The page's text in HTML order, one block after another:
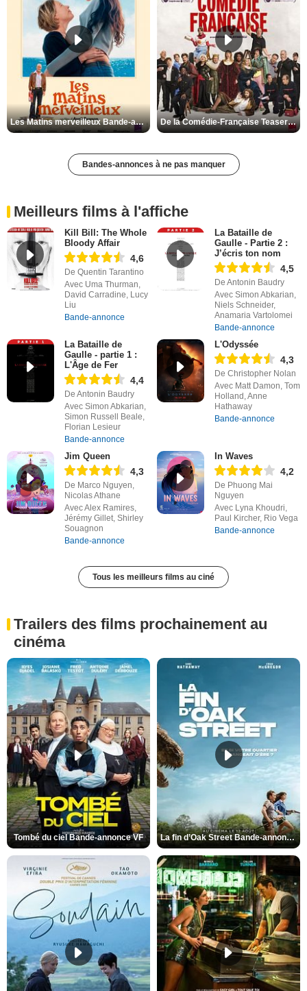
Les Matins merveilleux Bande-annonce VF De la Comédie-Française Teaser VF
Bandes-annonces à ne pas manquer
Meilleurs films à l'affiche
Kill Bill: The Whole
Bloody Affair
4,6
De Quentin Tarantino
Avec Uma Thurman,
David Carradine, Lucy
Liu
Bande-annonce
La Bataille de
Gaulle - Partie 2 :
J’écris ton nom
4,5
De Antonin Baudry
Avec Simon Abkarian,
Niels Schneider,
Anamaria Vartolomei
Bande-annonce
La Bataille de
Gaulle - partie 1 :
L'Âge de Fer
4,4
De Antonin Baudry
Avec Simon Abkarian,
Simon Russell Beale,
Florian Lesieur
Bande-annonce
L'Odyssée
4,3
De Christopher Nolan
Avec Matt Damon, Tom
Holland, Anne
Hathaway
Bande-annonce
Jim Queen
4,3
De Marco Nguyen,
Nicolas Athane
Avec Alex Ramires,
Jérémy Gillet, Shirley
Souagnon
Bande-annonce
In Waves
4,2
De Phuong Mai
Nguyen
Avec Lyna Khoudri,
Paul Kircher, Rio Vega
Bande-annonce
Tous les meilleurs films au ciné
Trailers des films prochainement au
cinéma
Tombé du ciel Bande-annonce VF La fin d’Oak Street Bande-annonce VO STFR